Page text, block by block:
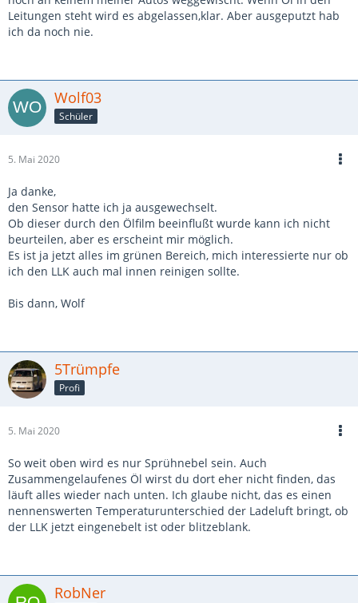
Leitungen steht wird es abgelassen,klar. Aber ausgeputzt hab
ich da noch nie.
Wolf03
Schüler
5. Mai 2020
Ja danke,
den Sensor hatte ich ja ausgewechselt.
Ob dieser durch den Ölfilm beeinflußt wurde kann ich nicht
beurteilen, aber es erscheint mir möglich.
Es ist ja jetzt alles im grünen Bereich, mich interessierte nur ob
ich den LLK auch mal innen reinigen sollte.
Bis dann, Wolf
5Trümpfe
Profi
5. Mai 2020
So weit oben wird es nur Sprühnebel sein. Auch
Zusammengelaufenes Öl wirst du dort eher nicht finden, das
läuft alles wieder nach unten. Ich glaube nicht, das es einen
nennenswerten Temperaturunterschied der Ladeluft bringt, ob
der LLK jetzt eingenebelt ist oder blitzeblank.
RobNer